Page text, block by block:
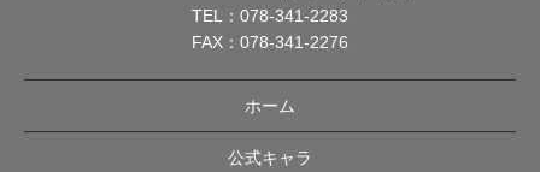
TEL： 078-341-2283
FAX：078-341-2276
ホーム
公式キャラ